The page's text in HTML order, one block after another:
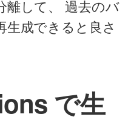
離して、 過去のバ
成できると良さ
で生